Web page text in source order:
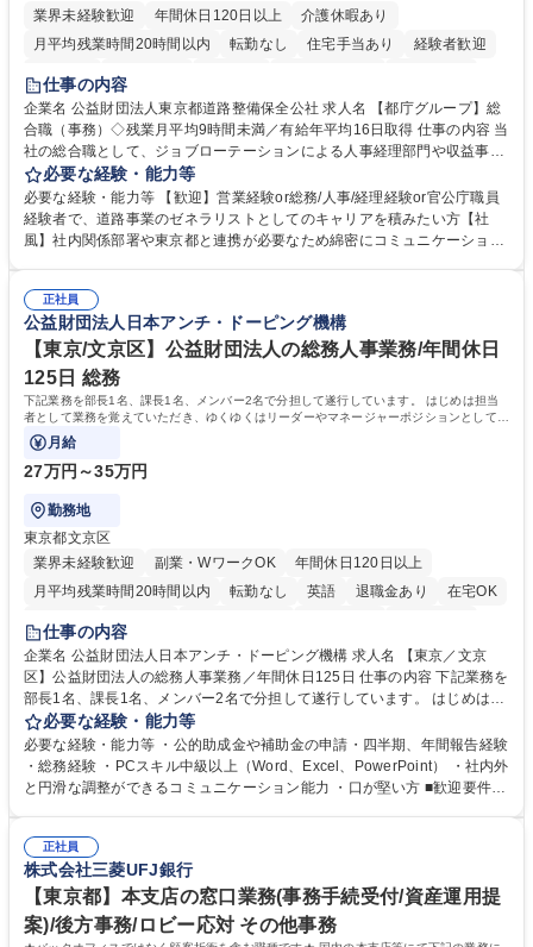
業界未経験歓迎
年間休日120日以上
介護休暇あり
月平均残業時間20時間以内
転勤なし 住宅手当あり
経験者歓迎
研修あり
退職金あり
駅近5分以内
資格取得手当あり 食事補助あり
仕事の内容
企業名 公益財団法人東京都道路整備保全公社 求人名 【都庁グループ】総
合職（事務）◇残業月平均9時間未満／有給年平均16日取得 仕事の内容 当
社の総合職として、ジョブローテーションによる人事経理部門や収益事業
等のフロント部門の部署等幅広い部署での業務をお任せいたします。研修
制度やキャリア支援が充実しております！ ※下記業務詳細 【業務詳細】■
管理部門：広報、人事、経理など当公社の運営に係る管理業務 ■収益部
門：駐車場の新規開拓、管理運営、新宿駅西口広場の「イベントコーナ
道路施設や道路工事現場の見学ツアー事業 ※入社後は上記いずれかの部門
へ配属。※業務内容変更の範囲：会社の定める業務 募集職種 【都庁グル
ープ】総合職（事務）◇残業月平均9時間未満／有給年平均16日取得
必要な経験・能力等
必要な経験・能力等 【歓迎】営業経験or総務/人事/経理経験or官公庁職員
経験者で、道路事業のゼネラリストとしてのキャリアを積みたい方【社
風】社内関係部署や東京都と連携が必要なため綿密にコミュニケーション
部門など多岐に渡る業務を経験できます。 ■様々なプロジェクト：駐車場
事業の他、新宿駅西口広場内に設置された照明を兼ねた広告「ブライトサ
イン」の管理運営を行うなど、事業収益を生み出す活動を積極的に行って
います。 学歴・資格 学歴：大学院 大学 高専 短大 専修学校 高校 語学力：
資格：
正社員
公益財団法人日本アンチ・ドーピング機構
【東京/文京区】公益財団法人の総務人事業務/年間休日
125日 総務
下記業務を部長1名、課長1名、メンバー2名で分担して遂行しています。 はじめは担当
者として業務を覚えていただき、ゆくゆくはリーダーやマネージャーポジションとして活
躍いただくことを期待しています。
月給
27万円～35万円
勤務地
東京都文京区
業界未経験歓迎
副業・WワークOK
年間休日120日以上
月平均残業時間20時間以内
転勤なし 英語 退職金あり
在宅OK
賞与あり
育休あり
食事補助あり
仕事の内容
企業名 公益財団法人日本アンチ・ドーピング機構 求人名 【東京／文京
区】公益財団法人の総務人事業務／年間休日125日 仕事の内容 下記業務を
部長1名、課長1名、メンバー2名で分担して遂行しています。 はじめは担
当者として業務を覚えていただき、ゆくゆくはリーダーやマネージャーポ
ジションとして活躍いただくことを期待しています。 【総務・人事グルー
プの業務内容】 ・人事制度関連 ・採用活動 ・教育研修の企画、実行 ・勤
怠管理 ・官公庁への各種提出 ・法定の会議運営（評議員会、理事会） ・
管理 ・福利厚生関連 ・職員からの問合せ、相談対応 ・その他日常の総務
業務全般 募集職種 【東京／文京区】公益財団法人の総務人事業務／年間
休日125日
必要な経験・能力等
必要な経験・能力等 ・公的助成金や補助金の申請・四半期、年間報告経験
・総務経験 ・PCスキル中級以上（Word、Excel、PowerPoint） ・社内外
と円滑な調整ができるコミュニケーション能力 ・口が堅い方 ■歓迎要件
正社員
株式会社三菱UFJ銀行
【東京都】本支店の窓口業務(事務手続受付/資産運用提
案)/後方事務/ロビー応対 その他事務